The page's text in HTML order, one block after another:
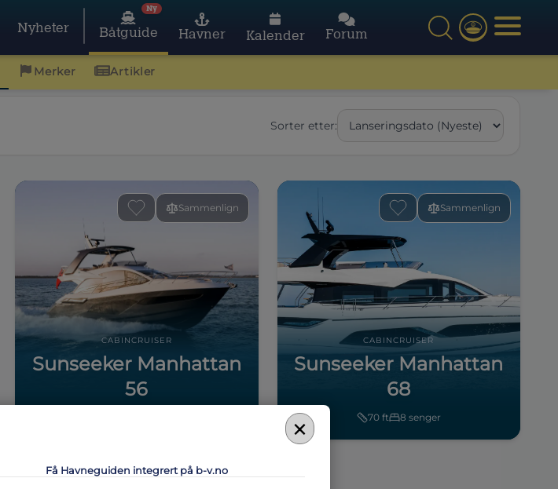
Nyheter Båtguide
Ny
Havner Kalender Forum
Merker Artikler
Sorter etter:
Sammenlign
CABINCRUISER
Sunseeker Manhattan
56
Sammenlign
CABINCRUISER
Sunseeker Manhattan
68
70 ft 8 senger
×
Få Havneguiden integrert på b-v.no